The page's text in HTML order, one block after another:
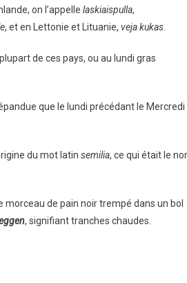
on l’appelle laskiaispulla,
, et en Lettonie et Lituanie, veja kukas
de ces pays, ou au lundi gras
que le lundi précédant le Mercredi
du mot latin semilia, ce qui était le
morceau de pain noir trempé dans un bol
, signifiant tranches chaudes.